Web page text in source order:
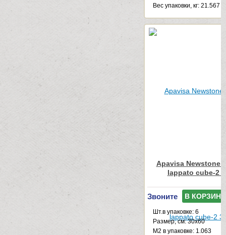
Веc упаковки, кг: 21.567
Apavisa Newstone
lappato cube-2
Звоните В КОРЗИНУ
Шт.в упаковке: 6
Размер, см: 30x60
М2 в упаковке: 1.063